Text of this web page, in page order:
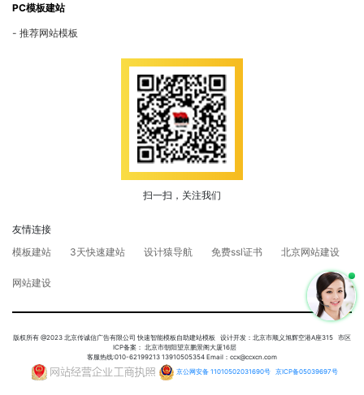
PC模板建站
推荐网站模板
扫一扫，关注我们
友情连接
模板建站
3天快速建站 设计猿导航 免费ssl证书 北京网站建设
网站建设
版权所有 @2023 北京传诚信广告有限公司 快速智能模板自助建站模板 设计开发：北京市顺义旭辉空港A座315 市区
ICP备案： 北京市朝阳望京鹏景阁大厦16层
客服热线:010-62199213 13910505354 Email：ccx@ccxcn.com
京公网安备 11010502031690号
京ICP备05039697号